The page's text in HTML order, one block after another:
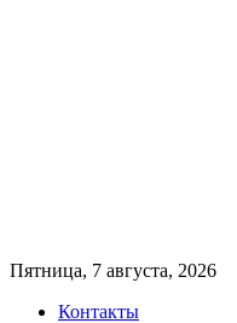
Пятница, 7 августа, 2026
Контакты